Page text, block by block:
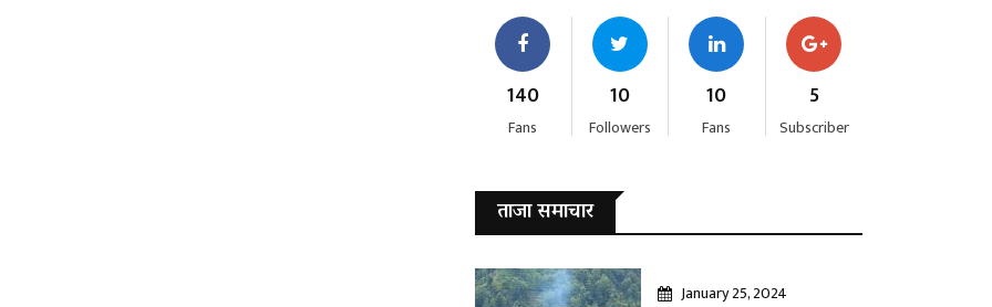
140
Fans
10
Followers
10
Fans
5
Subscriber
ताजा समाचार
January 25, 2024